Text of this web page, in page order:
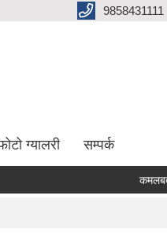
9858431111
ग्यालरी सम्पर्क